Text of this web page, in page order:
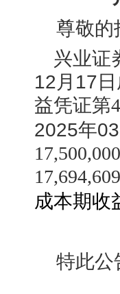
尊敬的
兴业证
12月17日
益凭证第
2025年
成本期收
特此公